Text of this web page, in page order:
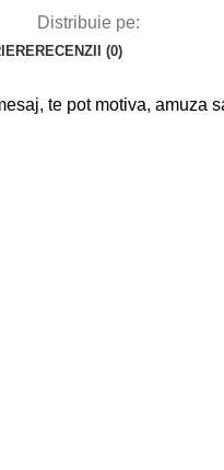
Distribuie pe:
RECENZII (0)
te pot motiva, amuza